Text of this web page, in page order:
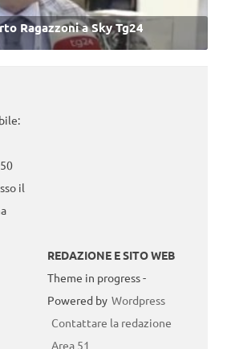
Ragazzoni a Sky Tg24
il
REDAZIONE E SITO WEB
Theme in progress -
Powered by Wordpress
Contattare la redazione
Area 51